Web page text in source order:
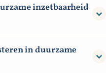
inzetbaarheid
het omvat ook
werkplezier en
in duurzame